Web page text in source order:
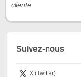
cliente
Suivez-nous
X (Twitter)